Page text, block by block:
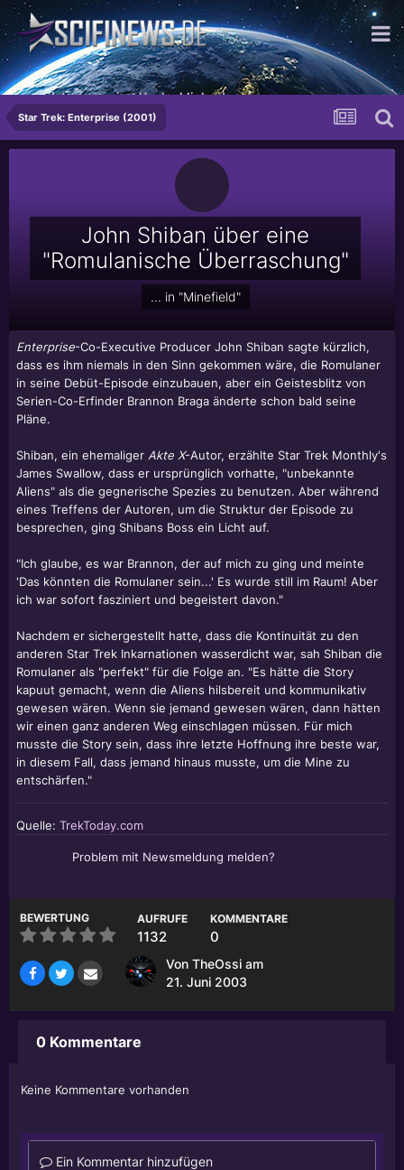
...und dann passiert Unglaubliches!
Star Trek: Enterprise (2001)
John Shiban über eine
"Romulanische Überraschung"
... in "Minefield"
Enterprise-Co-Executive Producer John Shiban sagte kürzlich,
dass es ihm niemals in den Sinn gekommen wäre, die Romulaner
in seine Debüt-Episode einzubauen, aber ein Geistesblitz von
Serien-Co-Erfinder Brannon Braga änderte schon bald seine
Pläne.
Shiban, ein ehemaliger Akte X-Autor, erzählte Star Trek Monthly's
James Swallow, dass er ursprünglich vorhatte, "unbekannte
Aliens" als die gegnerische Spezies zu benutzen. Aber während
eines Treffens der Autoren, um die Struktur der Episode zu
besprechen, ging Shibans Boss ein Licht auf.
"Ich glaube, es war Brannon, der auf mich zu ging und meinte
'Das könnten die Romulaner sein...' Es wurde still im Raum! Aber
ich war sofort fasziniert und begeistert davon."
Nachdem er sichergestellt hatte, dass die Kontinuität zu den
anderen Star Trek Inkarnationen wasserdicht war, sah Shiban die
Romulaner als "perfekt" für die Folge an. "Es hätte die Story
kapuut gemacht, wenn die Aliens hilsbereit und kommunikativ
gewesen wären. Wenn sie jemand gewesen wären, dann hätten
wir einen ganz anderen Weg einschlagen müssen. Für mich
musste die Story sein, dass ihre letzte Hoffnung ihre beste war,
in diesem Fall, dass jemand hinaus musste, um die Mine zu
entschärfen."
Quelle: TrekToday.com
Problem mit Newsmeldung melden?
BEWERTUNG AUFRUFE
1132
KOMMENTARE
0
Von TheOssi am
21. Juni 2003
0 Kommentare
Keine Kommentare vorhanden
Ein Kommentar hinzufügen